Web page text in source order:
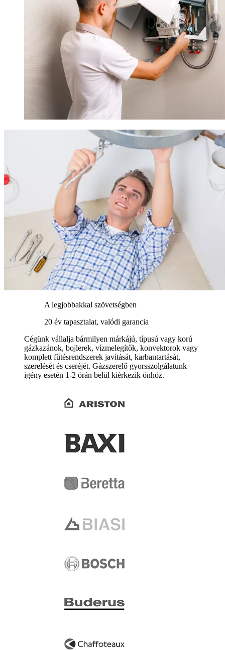
A legjobbakkal szövetségben
20 év tapasztalat, valódi garancia
Cégünk vállalja bármilyen márkájú, típusú vagy korú
gázkazánok, bojlerek, vízmelegítők, konvektorok vagy
komplett fűtésrendszerek javítását, karbantartását,
szerelését és cseréjét. Gázszerelő gyorsszolgálatunk
igény esetén 1-2 órán belül kiérkezik önhöz.